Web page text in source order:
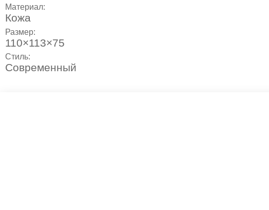
Материал:
Кожа
Размер:
110×113×75
Стиль:
Современный